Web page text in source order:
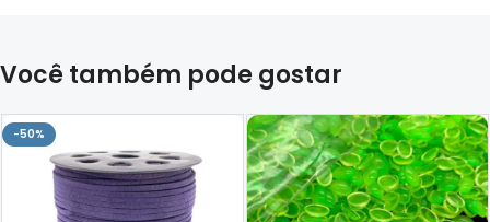
Você também pode gostar
-50%